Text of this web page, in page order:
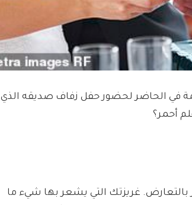
في الحاضر لحضور حفل زفاف صديقه الذي
أحمر؟
غريزتك التي يشعر بها شيء ما